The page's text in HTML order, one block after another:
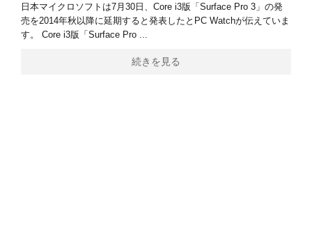
日本マイクロソフトは7月30日、Core i3版「Surface Pro 3」の発
売を2014年秋以降に延期すると発表したとPC Watchが伝えていま
す。 Core i3版「Surface Pro ...
続きを見る